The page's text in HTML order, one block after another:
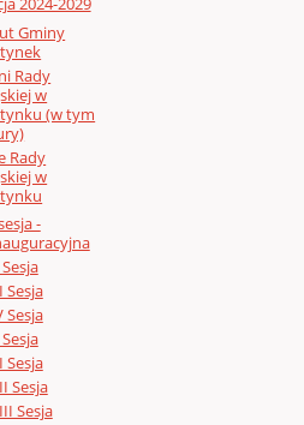
Gminy
Rady
w
(w tym
Rady
w
-
Sesja
Sesja
Sesja
Sesja
Sesja